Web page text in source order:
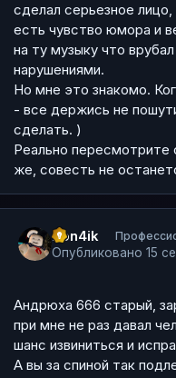
сделал серьезное
есть чувство юмора и
на ту музыку что
нарушениями.
Но мне это знакомо.
- все держись не
сделать. )
Реально пересмотрите
же, совесть не
Pon4ik
Опубликовано 15
Андрюха 666 старый,
при мне не раз давал
шанс извиниться и
А вы за спиной так